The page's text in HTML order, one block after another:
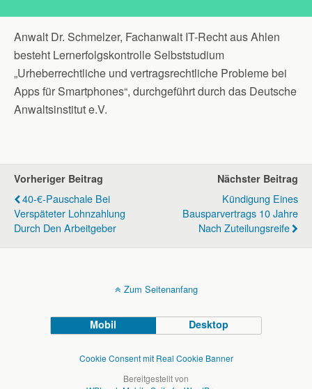
Anwalt Dr. Schmelzer, Fachanwalt IT-Recht aus Ahlen
besteht Lernerfolgskontrolle Selbststudium
„Urheberrechtliche und vertragsrechtliche Probleme bei
Apps für Smartphones“, durchgeführt durch das Deutsche
Anwaltsinstitut e.V.
Vorheriger Beitrag
40-€-Pauschale Bei
Verspäteter Lohnzahlung
Durch Den Arbeitgeber
Nächster Beitrag
Kündigung Eines
Bausparvertrags 10 Jahre
Nach Zuteilungsreife
Zum Seitenanfang
Mobil Desktop
Cookie Consent mit Real Cookie Banner
Bereitgestellt von